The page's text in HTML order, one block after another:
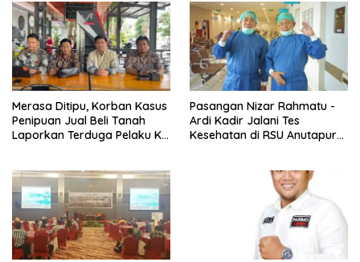
Merasa Ditipu, Korban Kasus
Penipuan Jual Beli Tanah
Laporkan Terduga Pelaku Ke
Pasangan Nizar Rahmatu -
Ardi Kadir Jalani Tes
Kesehatan di RSU Anutapura